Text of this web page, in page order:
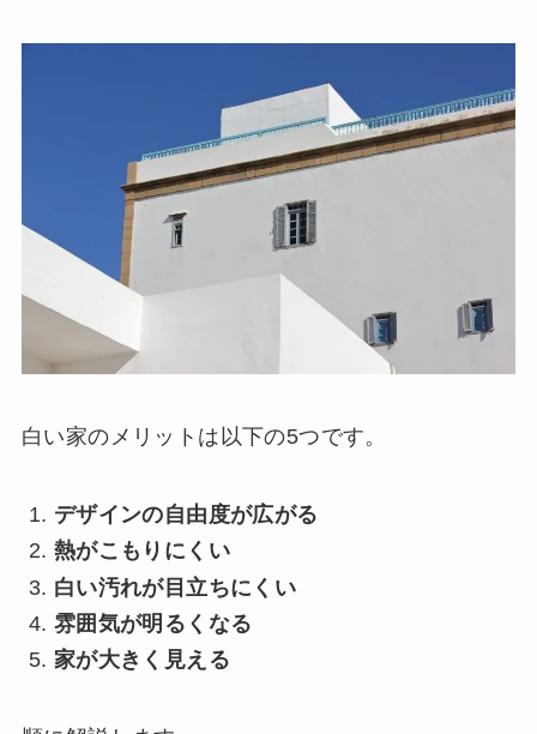
白い家のメリットは以下の5つです。
デザインの自由度が広がる
熱がこもりにくい
白い汚れが目立ちにくい
雰囲気が明るくなる
家が大きく見える